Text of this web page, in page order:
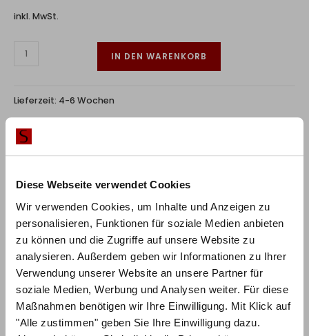
Diese Webseite verwendet Cookies
Wir verwenden Cookies, um Inhalte und Anzeigen zu
personalisieren, Funktionen für soziale Medien anbieten
zu können und die Zugriffe auf unsere Website zu
analysieren. Außerdem geben wir Informationen zu Ihrer
Verwendung unserer Website an unsere Partner für
soziale Medien, Werbung und Analysen weiter. Für diese
Maßnahmen benötigen wir Ihre Einwilligung. Mit Klick auf
"Alle zustimmen" geben Sie Ihre Einwilligung dazu.
inkl. MwSt.
IN DEN WARENKORB
Lieferzeit: 4-6 Wochen
10%
VORKASSE / ÜBERWEISUNG
Produktbeschreibung
Für italienisches Flair in Ihrem Schlafzimmer: Die
Bergamo-Linie von Hasena ist geprägt von klaren
Linien, hochwertigem Massivholz und dem